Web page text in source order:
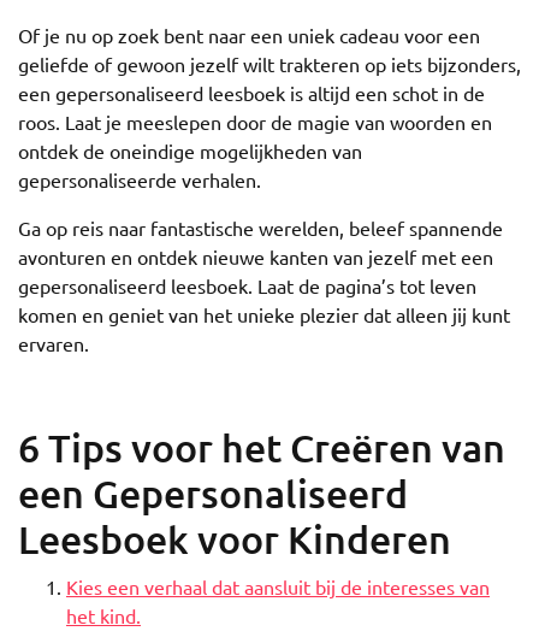
Of je nu op zoek bent naar een uniek cadeau voor een
geliefde of gewoon jezelf wilt trakteren op iets bijzonders,
een gepersonaliseerd leesboek is altijd een schot in de
roos. Laat je meeslepen door de magie van woorden en
ontdek de oneindige mogelijkheden van
gepersonaliseerde verhalen.
Ga op reis naar fantastische werelden, beleef spannende
avonturen en ontdek nieuwe kanten van jezelf met een
gepersonaliseerd leesboek. Laat de pagina’s tot leven
komen en geniet van het unieke plezier dat alleen jij kunt
ervaren.
6 Tips voor het Creëren van
een Gepersonaliseerd
Leesboek voor Kinderen
Kies een verhaal dat aansluit bij de interesses van
het kind.